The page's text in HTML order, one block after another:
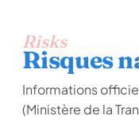
Risks
Risques
Informations
(Ministère de la